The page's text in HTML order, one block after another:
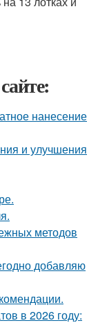
нанесение
и улучшения
методов
добавляю
в 2026 году: